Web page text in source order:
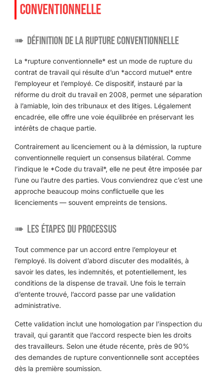
CONVENTIONNELLE
Définition de la rupture conventionnelle
La *rupture conventionnelle* est un mode de rupture du
contrat de travail qui résulte d’un *accord mutuel* entre
l’employeur et l’employé. Ce dispositif, instauré par la
réforme du droit du travail en 2008, permet une séparation
à l’amiable, loin des tribunaux et des litiges. Légalement
encadrée, elle offre une voie équilibrée en préservant les
intérêts de chaque partie.
Contrairement au licenciement ou à la démission, la rupture
conventionnelle requiert un consensus bilatéral. Comme
l’indique le *Code du travail*, elle ne peut être imposée par
l’une ou l’autre des parties. Vous conviendrez que c’est une
approche beaucoup moins conflictuelle que les
licenciements — souvent empreints de tensions.
Les étapes du processus
Tout commence par un accord entre l’employeur et
l’employé. Ils doivent d’abord discuter des modalités, à
savoir les dates, les indemnités, et potentiellement, les
conditions de la dispense de travail. Une fois le terrain
d’entente trouvé, l’accord passe par une validation
administrative.
Cette validation inclut une homologation par l’inspection du
travail, qui garantit que l’accord respecte bien les droits
des travailleurs. Selon une étude récente, près de 90%
des demandes de rupture conventionnelle sont acceptées
dès la première soumission.